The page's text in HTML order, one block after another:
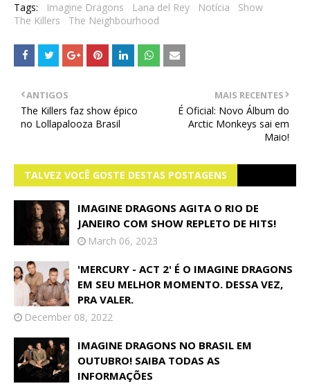
Tags: Imagine Dragons Lana del Rey Notícia
Show
The Killers
The Neighbourhood
MAIS RECENTES
É Oficial: Novo Álbum do
Arctic Monkeys sai em
Maio!
ANTIGOS
The Killers faz show épico
no Lollapalooza Brasil
TALVEZ VOCÊ GOSTE DESTAS POSTAGENS
IMAGINE DRAGONS AGITA O RIO DE
JANEIRO COM SHOW REPLETO DE HITS!
March 06, 2023
'MERCURY - ACT 2' É O IMAGINE DRAGONS
EM SEU MELHOR MOMENTO. DESSA VEZ,
PRA VALER.
December 08, 2022
IMAGINE DRAGONS NO BRASIL EM
OUTUBRO! SAIBA TODAS AS
INFORMAÇÕES